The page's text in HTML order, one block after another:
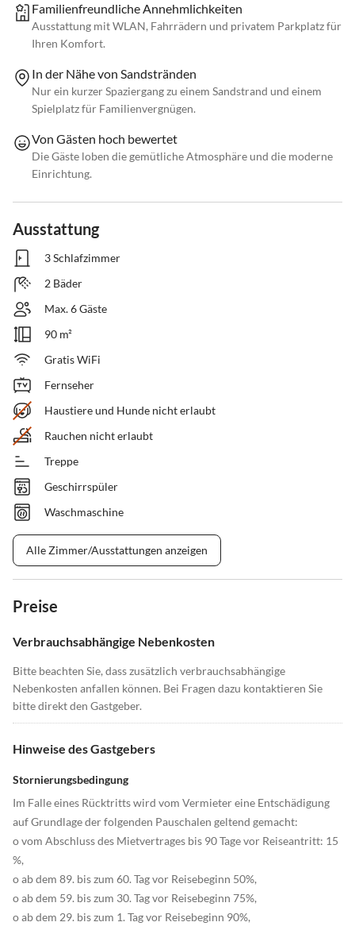
Familienfreundliche Annehmlichkeiten
Ausstattung mit WLAN, Fahrrädern und privatem Parkplatz für
Ihren Komfort.
In der Nähe von Sandstränden
Nur ein kurzer Spaziergang zu einem Sandstrand und einem
Spielplatz für Familienvergnügen.
Von Gästen hoch bewertet
Die Gäste loben die gemütliche Atmosphäre und die moderne
Einrichtung.
Ausstattung
3 Schlafzimmer
2 Bäder
Max. 6 Gäste
90 m²
Gratis WiFi
Fernseher
Haustiere und Hunde nicht erlaubt
Rauchen nicht erlaubt
Treppe
Geschirrspüler
Waschmaschine
Alle Zimmer/Ausstattungen anzeigen
Preise
Verbrauchsabhängige Nebenkosten
Bitte beachten Sie, dass zusätzlich verbrauchsabhängige
Nebenkosten anfallen können. Bei Fragen dazu kontaktieren Sie
bitte direkt den Gastgeber.
Hinweise des Gastgebers
Stornierungsbedingung
Im Falle eines Rücktritts wird vom Vermieter eine Entschädigung
auf Grundlage der folgenden Pauschalen geltend gemacht:
o vom Abschluss des Mietvertrages bis 90 Tage vor Reiseantritt: 15
%,
o ab dem 89. bis zum 60. Tag vor Reisebeginn 50%,
o ab dem 59. bis zum 30. Tag vor Reisebeginn 75%,
o ab dem 29. bis zum 1. Tag vor Reisebeginn 90%,